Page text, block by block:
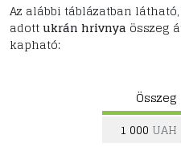
Az alábbi táblázatban
adottukrán hrivnya összeg
kapható:
Összeg
1 000 UAH